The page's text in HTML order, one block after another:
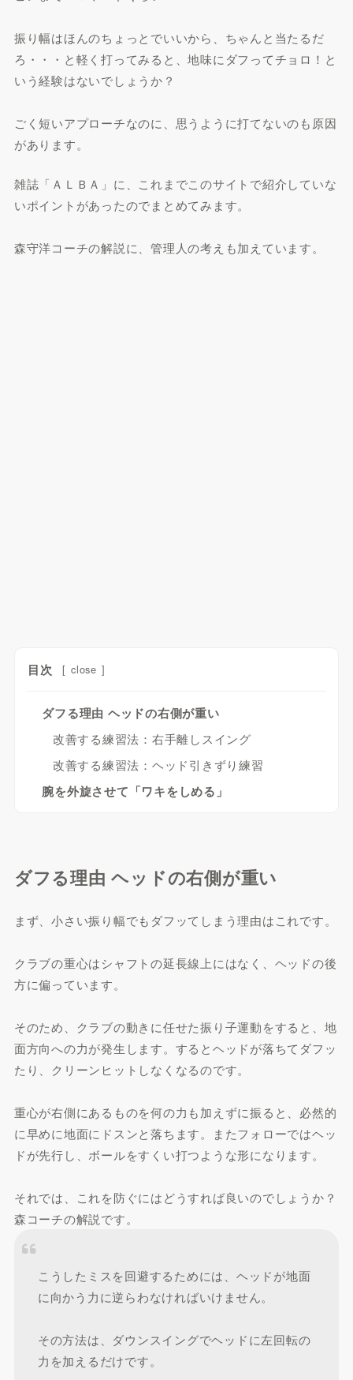
振り幅はほんのちょっとでいいから、ちゃんと当たるだ
ろ・・・と軽く打ってみると、地味にダフってチョロ！と
いう経験はないでしょうか？
ごく短いアプローチなのに、思うように打てないのも原因
があります。
雑誌「ＡＬＢＡ」に、これまでこのサイトで紹介していな
いポイントがあったのでまとめてみます。
森守洋コーチの解説に、管理人の考えも加えています。
目次 [ close ]
ダフる理由 ヘッドの右側が重い
改善する練習法：右手離しスイング
改善する練習法：ヘッド引きずり練習
腕を外旋させて「ワキをしめる」
ダフる理由 ヘッドの右側が重い
まず、小さい振り幅でもダフッてしまう理由はこれです。
クラブの重心はシャフトの延長線上にはなく、ヘッドの後
方に偏っています。
そのため、クラブの動きに任せた振り子運動をすると、地
面方向への力が発生します。するとヘッドが落ちてダフッ
たり、クリーンヒットしなくなるのです。
重心が右側にあるものを何の力も加えずに振ると、必然的
に早めに地面にドスンと落ちます。またフォローではヘッ
ドが先行し、ボールをすくい打つような形になります。
それでは、これを防ぐにはどうすれば良いのでしょうか？
森コーチの解説です。
こうしたミスを回避するためには、ヘッドが地面
に向かう力に逆らわなければいけません。
その方法は、ダウンスイングでヘッドに左回転の
力を加えるだけです。